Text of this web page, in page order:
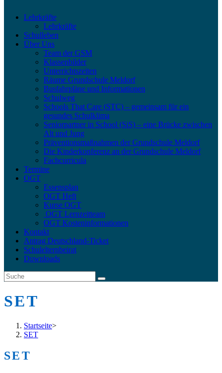
Lehrkräfte
Lehrkräfte
Schulleben
Über Uns
Team der GSM
Klassenbilder
Unterrichtszeiten
Räume Grundschule Meldorf
Busfahrpläne und Informationen
Schulweg
Schools That Care (STC) – gemeinsam für ein
gesundes Schulklima
Seniorpartner in School (SiS) – eine Brücke zwischen
Alt und Jung
Präventionsmaßnahmen der Grundschule Meldorf
Die Kinderkonferenz an der Grundschule Meldorf
Fachcurricula
Termine
OGT
Essensplan
OGT Heft
Kurse OGT
OGT Lernzeitteam
OGT Kosteninformationen
Kontakt
Antrag Deutschland-Ticket
Schulelternbeirat
Downloads
SET
Startseite>
SET
SET